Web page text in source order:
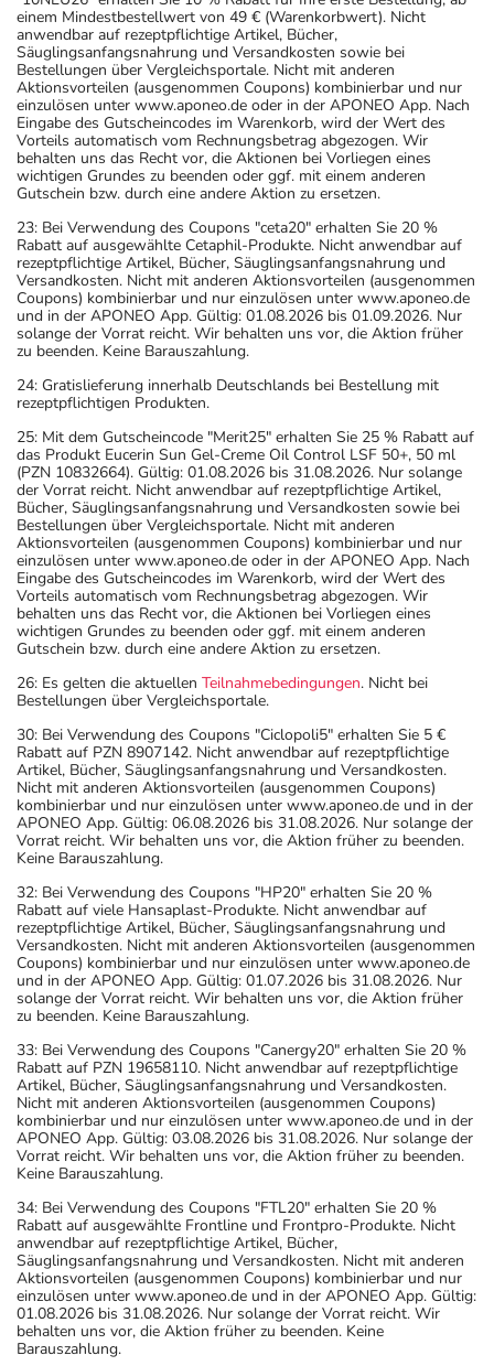
einem Mindestbestellwert von 49 € (Warenkorbwert). Nicht
anwendbar auf rezeptpflichtige Artikel, Bücher,
Säuglingsanfangsnahrung und Versandkosten sowie bei
Bestellungen über Vergleichsportale. Nicht mit anderen
Aktionsvorteilen (ausgenommen Coupons) kombinierbar und nur
einzulösen unter www.aponeo.de oder in der APONEO App. Nach
Eingabe des Gutscheincodes im Warenkorb, wird der Wert des
Vorteils automatisch vom Rechnungsbetrag abgezogen. Wir
behalten uns das Recht vor, die Aktionen bei Vorliegen eines
wichtigen Grundes zu beenden oder ggf. mit einem anderen
Gutschein bzw. durch eine andere Aktion zu ersetzen.
23: Bei Verwendung des Coupons "ceta20" erhalten Sie 20 %
Rabatt auf ausgewählte Cetaphil-Produkte. Nicht anwendbar auf
rezeptpflichtige Artikel, Bücher, Säuglingsanfangsnahrung und
Versandkosten. Nicht mit anderen Aktionsvorteilen (ausgenommen
Coupons) kombinierbar und nur einzulösen unter www.aponeo.de
und in der APONEO App. Gültig: 01.08.2026 bis 01.09.2026. Nur
solange der Vorrat reicht. Wir behalten uns vor, die Aktion früher
zu beenden. Keine Barauszahlung.
24: Gratislieferung innerhalb Deutschlands bei Bestellung mit
rezeptpflichtigen Produkten.
25: Mit dem Gutscheincode "Merit25" erhalten Sie 25 % Rabatt auf
das Produkt Eucerin Sun Gel-Creme Oil Control LSF 50+, 50 ml
(PZN 10832664). Gültig: 01.08.2026 bis 31.08.2026. Nur solange
der Vorrat reicht. Nicht anwendbar auf rezeptpflichtige Artikel,
Bücher, Säuglingsanfangsnahrung und Versandkosten sowie bei
Bestellungen über Vergleichsportale. Nicht mit anderen
Aktionsvorteilen (ausgenommen Coupons) kombinierbar und nur
einzulösen unter www.aponeo.de oder in der APONEO App. Nach
Eingabe des Gutscheincodes im Warenkorb, wird der Wert des
Vorteils automatisch vom Rechnungsbetrag abgezogen. Wir
behalten uns das Recht vor, die Aktionen bei Vorliegen eines
wichtigen Grundes zu beenden oder ggf. mit einem anderen
Gutschein bzw. durch eine andere Aktion zu ersetzen.
26: Es gelten die aktuellen Teilnahmebedingungen. Nicht bei
Bestellungen über Vergleichsportale.
30: Bei Verwendung des Coupons "Ciclopoli5" erhalten Sie 5 €
Rabatt auf PZN 8907142. Nicht anwendbar auf rezeptpflichtige
Artikel, Bücher, Säuglingsanfangsnahrung und Versandkosten.
Nicht mit anderen Aktionsvorteilen (ausgenommen Coupons)
kombinierbar und nur einzulösen unter www.aponeo.de und in der
APONEO App. Gültig: 06.08.2026 bis 31.08.2026. Nur solange der
Vorrat reicht. Wir behalten uns vor, die Aktion früher zu beenden.
Keine Barauszahlung.
32: Bei Verwendung des Coupons "HP20" erhalten Sie 20 %
Rabatt auf viele Hansaplast-Produkte. Nicht anwendbar auf
rezeptpflichtige Artikel, Bücher, Säuglingsanfangsnahrung und
Versandkosten. Nicht mit anderen Aktionsvorteilen (ausgenommen
Coupons) kombinierbar und nur einzulösen unter www.aponeo.de
und in der APONEO App. Gültig: 01.07.2026 bis 31.08.2026. Nur
solange der Vorrat reicht. Wir behalten uns vor, die Aktion früher
zu beenden. Keine Barauszahlung.
33: Bei Verwendung des Coupons "Canergy20" erhalten Sie 20 %
Rabatt auf PZN 19658110. Nicht anwendbar auf rezeptpflichtige
Artikel, Bücher, Säuglingsanfangsnahrung und Versandkosten.
Nicht mit anderen Aktionsvorteilen (ausgenommen Coupons)
kombinierbar und nur einzulösen unter www.aponeo.de und in der
APONEO App. Gültig: 03.08.2026 bis 31.08.2026. Nur solange der
Vorrat reicht. Wir behalten uns vor, die Aktion früher zu beenden.
Keine Barauszahlung.
34: Bei Verwendung des Coupons "FTL20" erhalten Sie 20 %
Rabatt auf ausgewählte Frontline und Frontpro-Produkte. Nicht
anwendbar auf rezeptpflichtige Artikel, Bücher,
Säuglingsanfangsnahrung und Versandkosten. Nicht mit anderen
Aktionsvorteilen (ausgenommen Coupons) kombinierbar und nur
einzulösen unter www.aponeo.de und in der APONEO App. Gültig:
01.08.2026 bis 31.08.2026. Nur solange der Vorrat reicht. Wir
behalten uns vor, die Aktion früher zu beenden. Keine
Barauszahlung.